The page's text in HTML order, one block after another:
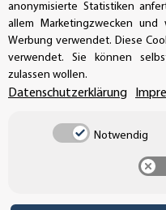
UNSER
UNSERE
SSL-
anonymisierte Statistiken
allem Marketingzwecken
Werbung verwendet. Diese
verwendet. Sie können
zulassen wollen.
Datenschutzerklärung
Notwendig